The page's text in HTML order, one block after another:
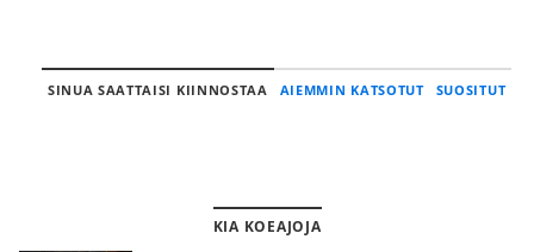
SINUA SAATTAISI KIINNOSTAA AIEMMIN KATSOTUT SUOSITUT
KIA KOEAJOJA